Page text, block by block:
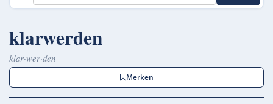
klarwerden
klar·wer·den
Merken